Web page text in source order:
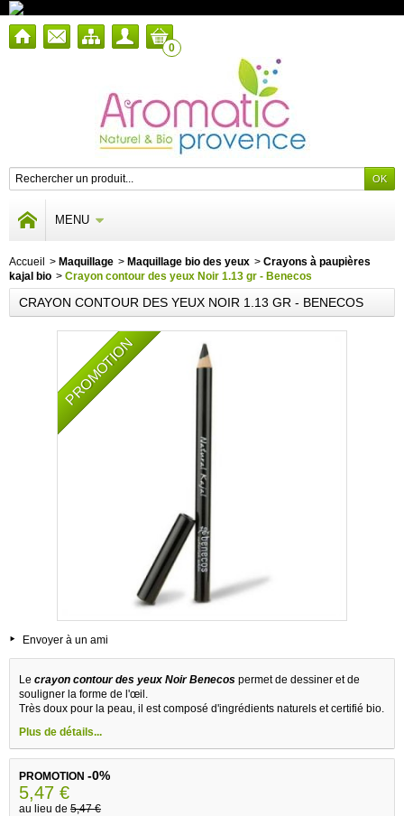
0
MENU
Accueil > Maquillage > Maquillage bio des yeux > Crayons à paupières
kajal bio > Crayon contour des yeux Noir 1.13 gr - Benecos
CRAYON CONTOUR DES YEUX NOIR 1.13 GR - BENECOS
PROMOTION
Envoyer à un ami
Le crayon contour des yeux Noir Benecos permet de dessiner et de
souligner la forme de l'œil.
Très doux pour la peau, il est composé d'ingrédients naturels et certifié bio.
Plus de détails...
PROMOTION -0%
5,47 €
au lieu de 5,47 €